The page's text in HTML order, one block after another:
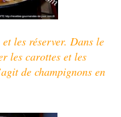
les réserver. Dans le
les carottes et les
de champignons en